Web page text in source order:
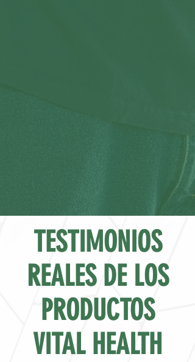
TESTIMONIOS
REALES DE LOS
PRODUCTOS
VITAL HEALTH